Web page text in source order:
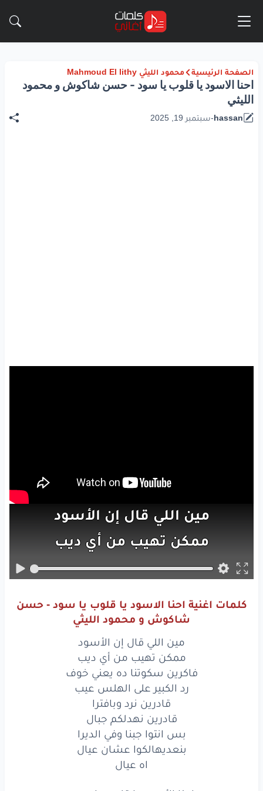
الصفحة الرئيسية محمود الليثي Mahmoud El lithy
احنا الاسود يا قلوب يا سود - حسن شاكوش و محمود
الليثي
hassan
-سبتمبر 19, 2025
مين اللي قال إن الأسود
ممكن تهيبمنأيديب
فاكرينسكوتناده يعنيخوف
قادريننردوبافترا
قادريننهدلكمجبال
بس انتواجبناوفيالديرا
بنعديهالكواعشانعيال
اهعيال
الأسوديا قلوبيا سود
الملوكاحنا
كلمات اغنية احنا الاسود يا قلوب يا سود - حسن
شاكوش و محمود الليثي
مين اللي قال إن الأسود
ممكن تهيب من أي ديب
فاكرين سكوتنا ده يعني خوف
رد الكبير على الهلس عيب
قادرين نرد وبافترا
قادرين نهدلكم جبال
بس انتوا جبنا وفي الديرا
بنعديهالكوا عشان عيال
اه عيال